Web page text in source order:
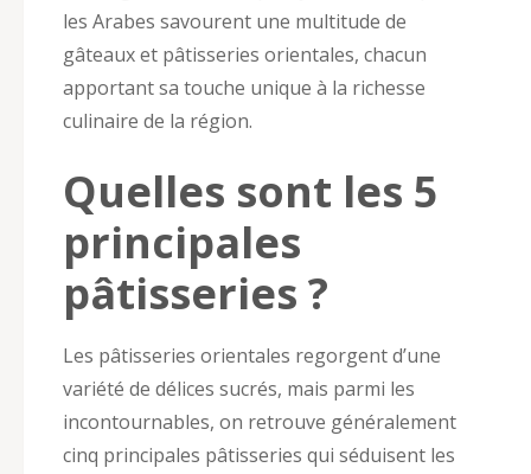
les Arabes savourent une multitude de
gâteaux et pâtisseries orientales, chacun
apportant sa touche unique à la richesse
culinaire de la région.
Quelles sont les 5
principales
pâtisseries ?
Les pâtisseries orientales regorgent d’une
variété de délices sucrés, mais parmi les
incontournables, on retrouve généralement
cinq principales pâtisseries qui séduisent les